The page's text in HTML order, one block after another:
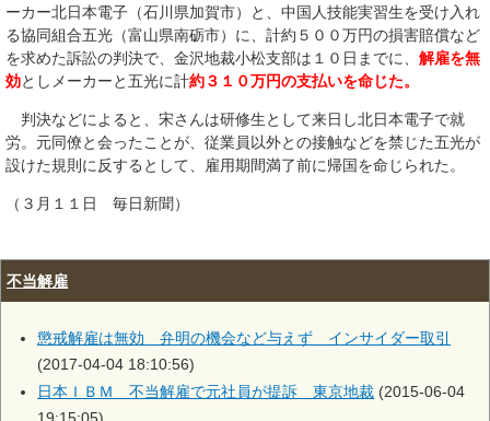
ーカー北日本電子（石川県加賀市）と、中国人技能実習生を受け入れ
る協同組合五光（富山県南砺市）に、計約５００万円の損害賠償など
を求めた訴訟の判決で、金沢地裁小松支部は１０日までに、 解雇を無
効としメーカーと五光に計約３１０万円の支払いを命じた。
判決などによると、宋さんは研修生として来日し北日本電子で就
労。元同僚と会ったことが、従業員以外との接触などを禁じた五光が
設けた規則に反するとして、雇用期間満了前に帰国を命じられた。
（３月１１日 毎日新聞）
不当解雇
懲戒解雇は無効 弁明の機会など与えず インサイダー取引
(2017-04-04 18:10:56)
日本ＩＢＭ 不当解雇で元社員が提訴 東京地裁 (2015-06-04